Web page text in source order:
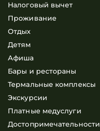
Налоговый вычет
Проживание
Отдых
Детям
Афиша
Бары и рестораны
Термальные комплексы
Экскурсии
Платные медуслуги
Достопримечательности